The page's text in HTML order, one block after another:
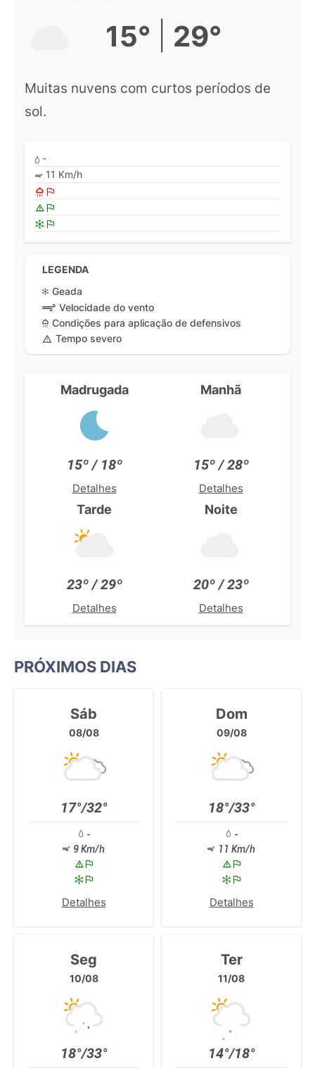
15° 29°
Muitas nuvens com curtos períodos de
sol.
-
11 Km/h
LEGENDA
Geada
Velocidade do vento
Condições para aplicação de defensivos
Tempo severo
Madrugada
15º / 18º
Detalhes
Manhã
15º / 28º
Detalhes
Tarde
23º / 29º
Detalhes
Noite
20º / 23º
Detalhes
PRÓXIMOS DIAS
Sáb
08/08
17°/32°
-
9 Km/h
Detalhes
Dom
09/08
18°/33°
-
11 Km/h
Detalhes
Seg
10/08
18°/33°
Ter
11/08
14°/18°